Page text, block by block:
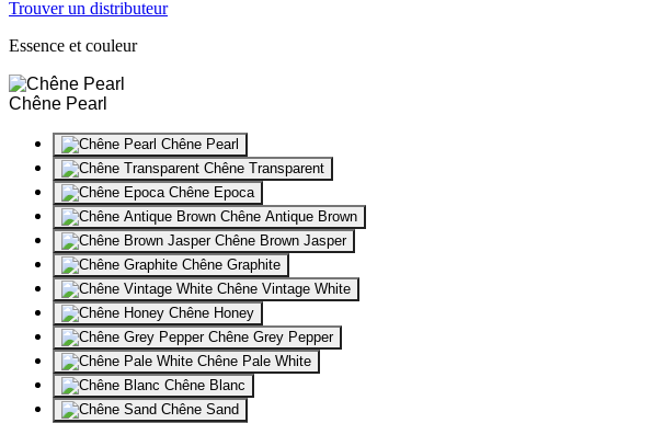
Trouver un distributeur
Essence et couleur
Chêne Pearl
Chêne Pearl
Chêne Transparent
Chêne Epoca
Chêne Antique Brown
Chêne Brown Jasper
Chêne Graphite
Chêne Vintage White
Chêne Honey
Chêne Grey Pepper
Chêne Pale White
Chêne Blanc
Chêne Sand